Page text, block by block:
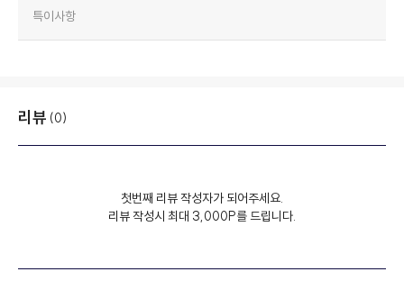
특이사항
리뷰 (0)
첫번째 리뷰 작성자가 되어주세요.
리뷰 작성시 최대 3,000P를 드립니다.